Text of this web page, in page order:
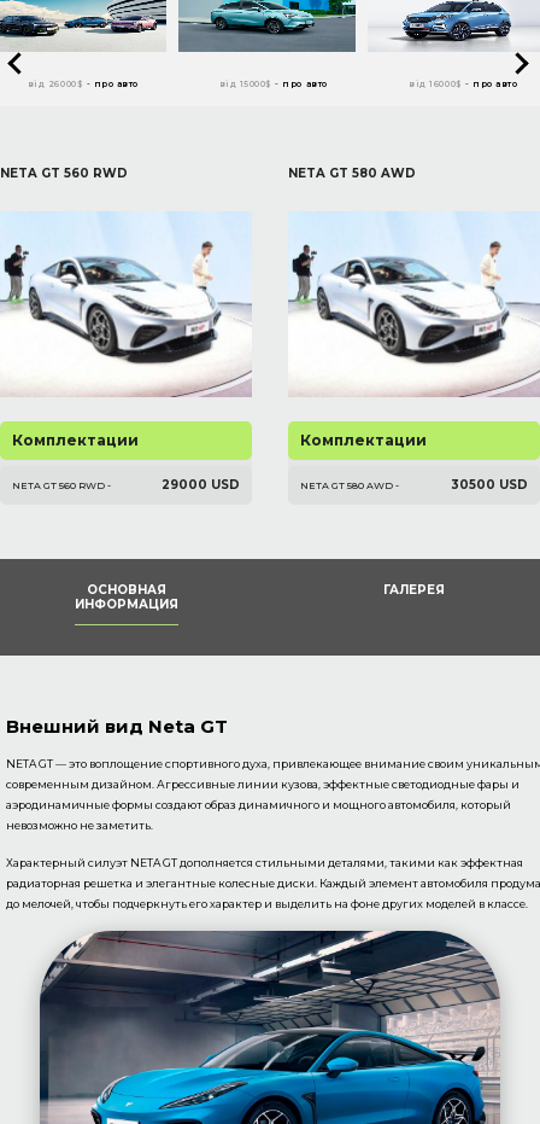
від 26000$ - про авто від 15000$ - про авто від 16000$ - про авто
NETA GT 560 RWD
Комплектации
NETA GT 560 RWD - 29000 USD
NETA GT 580 AWD
Комплектации
NETA GT 580 AWD - 30500 USD
ОСНОВНАЯ
ИНФОРМАЦИЯ
ГАЛЕРЕЯ
Внешний вид Neta GT
NETA GT — это воплощение спортивного духа, привлекающее внимание своим
современным дизайном. Агрессивные линии кузова, эффектные светодиодные фары и
аэродинамичные формы создают образ динамичного и мощного автомобиля, который
невозможно не заметить.
Характерный силуэт NETA GT дополняется стильными деталями, такими как эффектная
радиаторная решетка и элегантные колесные диски. Каждый элемент автомобиля
до мелочей, чтобы подчеркнуть его характер и выделить на фоне других моделей в классе.